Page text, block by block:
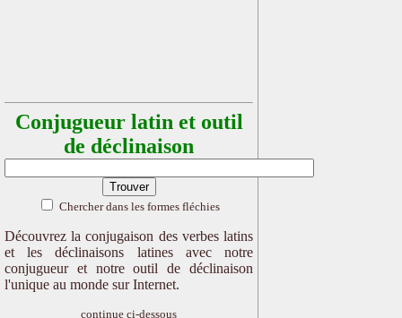
Conjugueur latin et outil
de déclinaison
Chercher dans les formes fléchies
Découvrez la conjugaison des verbes latins
et les déclinaisons latines avec notre
conjugueur et notre outil de déclinaison
l'unique au monde sur Internet.
continue ci-dessous